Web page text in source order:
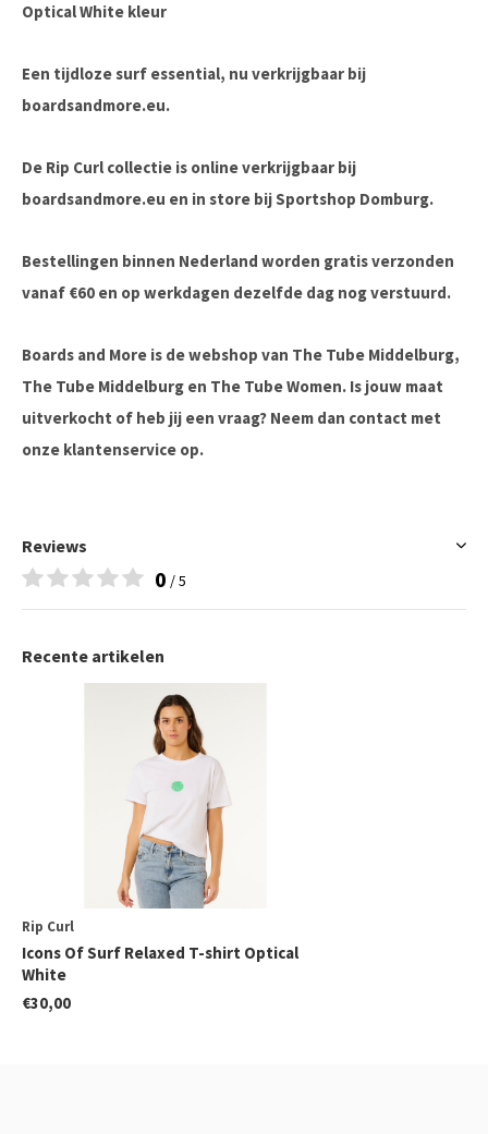
Optical White kleur
Een tijdloze surf essential, nu verkrijgbaar bij
boardsandmore.eu.
De Rip Curl collectie is online verkrijgbaar bij
boardsandmore.eu en in store bij Sportshop Domburg.
Bestellingen binnen Nederland worden gratis verzonden
vanaf €60 en op werkdagen dezelfde dag nog verstuurd.
Boards and More is de webshop van The Tube Middelburg,
The Tube Middelburg en The Tube Women. Is jouw maat
uitverkocht of heb jij een vraag? Neem dan contact met
onze klantenservice op.
Reviews
0 / 5
Recente artikelen
Rip Curl
Icons Of Surf Relaxed T-shirt Optical
White
€30,00